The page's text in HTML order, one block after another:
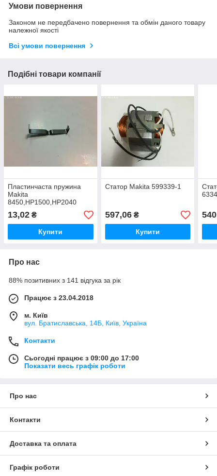
Умови повернення
Законом не передбачено повернення та обмін даного товару
належної якості
Всі умови повернення
Подібні товари компанії
Пластинчаста пружина
Makita
8450,HP1500,HP2040
13,02 ₴
Купити
Статор Makita 599339-1
597,06₴
Купити
540
Про нас
88% позитивних з 141 відгука за рік
Працює з 23.04.2018
м. Київ
вул. Братиславська, 14Б, Київ, Україна
Контакти
Сьогодні працює з 09:00 до 17:00
Показати весь графік роботи
Про нас
Контакти
Доставка та оплата
Графік роботи